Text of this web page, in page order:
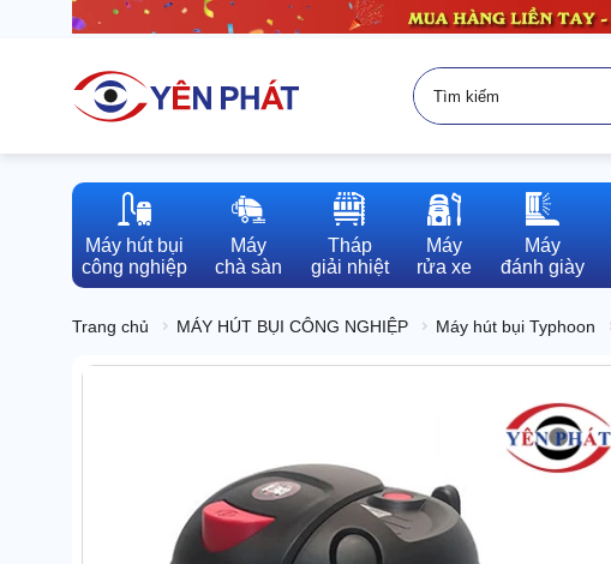
Máy hút bụi
công nghiệp
Máy
chà sàn
Tháp
giải nhiệt
Máy
rửa xe
Máy
đánh giày
Trang chủ MÁY HÚT BỤI CÔNG NGHIỆP Máy hút bụi Typhoon